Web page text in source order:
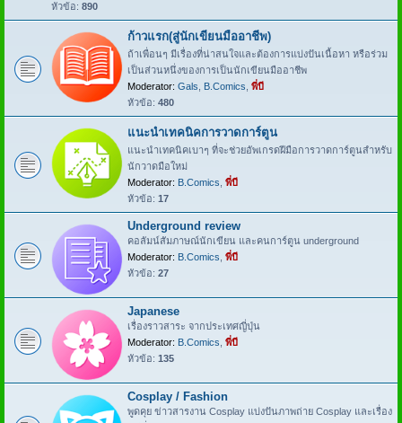
หัวข้อ: 890
ก้าวแรก(สู่นักเขียนมืออาชีพ)
ถ้าเพื่อนๆ มีเรื่องที่น่าสนใจและต้องการแบ่งปันเนื้อหา หรือร่วม
เป็นส่วนหนึ่งของการเป็นนักเขียนมืออาชีพ
Moderator: Gals B.Comics พี่บี
หัวข้อ: 480
แนะนำเทคนิคการวาดการ์ตูน
แนะนำเทคนิคเบาๆ ที่จะช่วยอัพเกรดฝีมือการวาดการ์ตูนสำหรับ
นักวาดมือใหม่
Moderator: B.Comics พี่บี
หัวข้อ: 17
Underground review
คอลัมน์สัมภาษณ์นักเขียน และคนการ์ตูน underground
Moderator: B.Comics พี่บี
หัวข้อ: 27
Japanese
เรื่องราวสาระ จากประเทศญี่ปุ่น
Moderator: B.Comics พี่บี
หัวข้อ: 135
Cosplay / Fashion
พูดคุย ข่าวสารงาน Cosplay แบ่งปันภาพถ่าย Cosplay และเรื่อง